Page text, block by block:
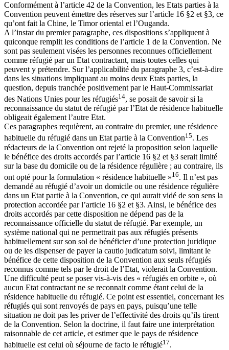
Conformément à l’article 42 de la Convention, les Etats parties à la
Convention peuvent émettre des réserves sur l’article 16 §2 et §3, ce
qu’ont fait la Chine, le Timor oriental et l’Ouganda.
A l’instar du premier paragraphe, ces dispositions s’appliquent à
quiconque remplit les conditions de l’article 1 de la Convention. Ne
sont pas seulement visées les personnes reconnues officiellement
comme réfugié par un Etat contractant, mais toutes celles qui
peuvent y prétendre. Sur l’applicabilité du paragraphe 3, c’est-à-dire
dans les situations impliquant au moins deux Etats parties, la
question, depuis tranchée positivement par le Haut-Commissariat
des Nations Unies pour les réfugiés14, se posait de savoir si la
reconnaissance du statut de réfugié par l’Etat de résidence habituelle
obligeait également l’autre Etat.
Ces paragraphes requièrent, au contraire du premier, une résidence
habituelle du réfugié dans un Etat partie à la Convention15. Les
rédacteurs de la Convention ont rejeté la proposition selon laquelle
le bénéfice des droits accordés par l’article 16 §2 et §3 serait limité
sur la base du domicile ou de la résidence régulière ; au contraire, ils
ont opté pour la formulation « résidence habituelle »16. Il n’est pas
demandé au réfugié d’avoir un domicile ou une résidence régulière
dans un Etat partie à la Convention, ce qui aurait vidé de son sens la
protection accordée par l’article 16 §2 et §3. Ainsi, le bénéfice des
droits accordés par cette disposition ne dépend pas de la
reconnaissance officielle du statut de réfugié. Par exemple, un
système national qui ne permettrait pas aux réfugiés présents
habituellement sur son sol de bénéficier d’une protection juridique
ou de les dispenser de payer la cautio judicatum solvi, limitant le
bénéfice de cette disposition de la Convention aux seuls réfugiés
reconnus comme tels par le droit de l’Etat, violerait la Convention.
Une difficulté peut se poser vis-à-vis des « réfugiés en orbite », où
aucun Etat contractant ne se reconnait comme étant celui de la
résidence habituelle du réfugié. Ce point est essentiel, concernant les
réfugiés qui sont renvoyés de pays en pays, puisqu’une telle
situation ne doit pas les priver de l’effectivité des droits qu’ils tirent
de la Convention. Selon la doctrine, il faut faire une interprétation
raisonnable de cet article, et estimer que le pays de résidence
habituelle est celui où séjourne de facto le réfugié17.